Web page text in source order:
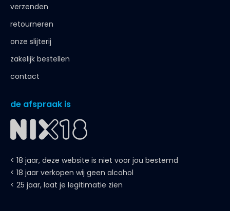
verzenden
retourneren
onze slijterij
zakelijk bestellen
contact
de afspraak is
< 18 jaar, deze website is niet voor jou bestemd
< 18 jaar verkopen wij geen alcohol
< 25 jaar, laat je legitimatie zien